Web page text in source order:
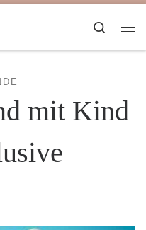
Search
mit Kind